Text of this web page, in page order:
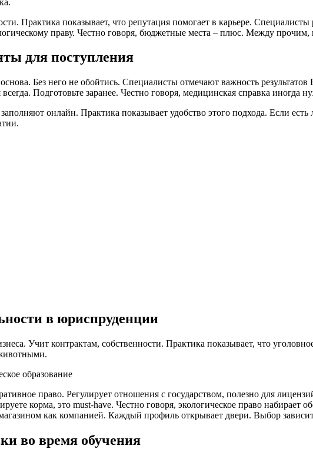
Практика показывает, что репутация помогает в карьере.
праву. Честно говоря, бюджетные места – плюс. Между прочим,
для поступления
основа. Без него не обойтись. Специалисты отмечают важность
Подготовьте заранее. Честно говоря, медицинская справка иногда
онлайн. Практика показывает удобство этого подхода. Если
в юриспруденции
Учит контрактам, собственности. Практика показывает, что
право. Регулирует отношения с государством, полезно для
корма, это must-have. Честно говоря, экологическое право
как компанией. Каждый профиль открывает двери. Выбор
во время обучения